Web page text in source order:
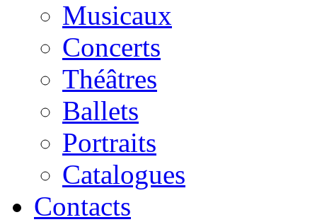
Musicaux
Concerts
Théâtres
Ballets
Portraits
Catalogues
Contacts